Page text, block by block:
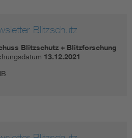
Blitzschutz
Blitzschutz + Blitzforschung
13.12.2021